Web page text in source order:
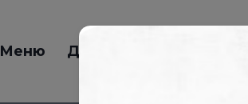
Меню Доставка